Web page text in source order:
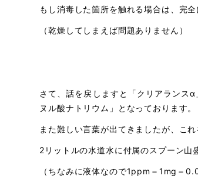
もし消毒した箇所を触れる場合は、完
（乾燥してしまえば問題ありません）
さて、話を戻しますと「クリアランス
ヌル酸ナトリウム」となっております。
また難しい言葉が出てきましたが、こ
2リットルの水道水に付属のスプーン
（ちなみに液体なので1ppm＝1mg＝